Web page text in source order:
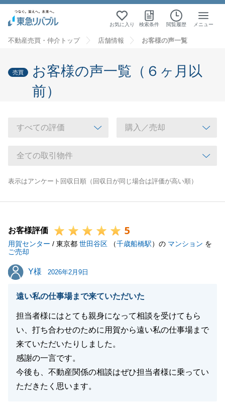
お気に入り 検索条件 閲覧履歴 メニュー
不動産売買・仲介トップ 店舗情報 お客様の声一覧
売買
お客様の声一覧（６ヶ月以
前）
表示はアンケート回収日順（回収日が同じ場合は評価が高い順）
お客様評価 5
用賀センター / 東京都 世田谷区 （千歳船橋駅）の マンション を
ご売却
Y様
Y様 2026年2月9日
遠い私の仕事場まで来ていただいた
担当者様にはとても親身になって相談を受けてもら
い、打ち合わせのために用賀から遠い私の仕事場まで
来ていただいたりしました。
感謝の一言です。
今後も、不動産関係の相談はぜひ担当者様に乗ってい
ただきたく思います。